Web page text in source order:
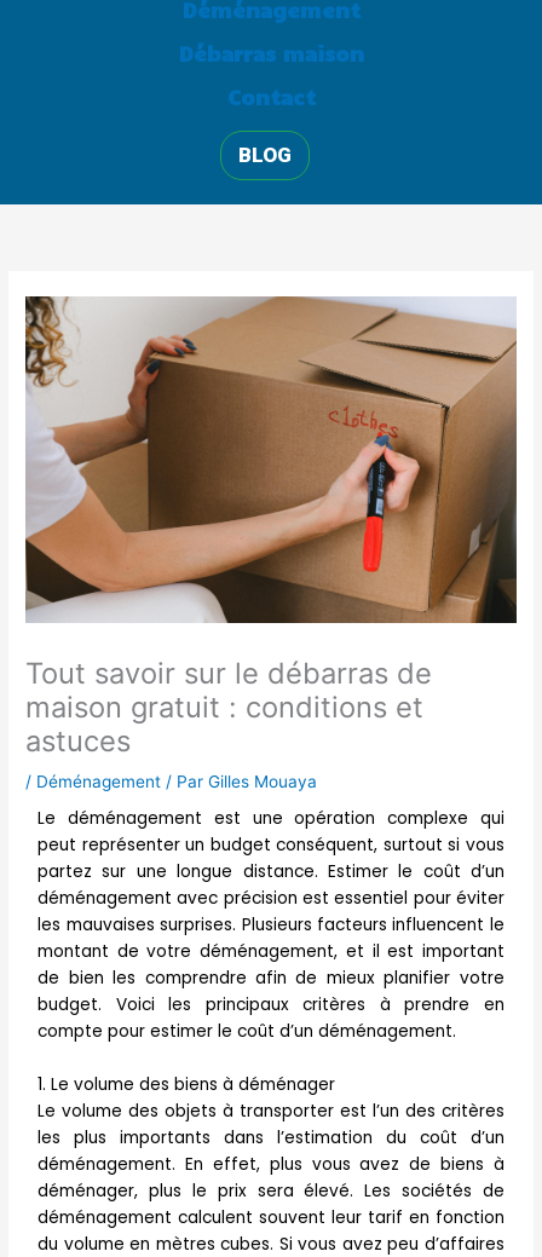
k
Déménagement
Débarras maison
Contact
BLOG
Tout savoir sur le débarras de
maison gratuit : conditions et
astuces
/ Déménagement / ParGilles Mouaya
Le déménagement est une opération complexe qui
peut représenter un budget conséquent, surtout si vous
partez sur une longue distance. Estimer le coût d’un
déménagement avec précision est essentiel pour éviter
les mauvaises surprises. Plusieurs facteurs influencent le
montant de votre déménagement, et il est important
de bien les comprendre afin de mieux planifier votre
budget. Voici les principaux critères à prendre en
compte pour estimer le coût d’un déménagement.
1. Le volume des biens à déménager
Le volume des objets à transporter est l’un des critères
les plus importants dans l’estimation du coût d’un
déménagement. En effet, plus vous avez de biens à
déménager, plus le prix sera élevé. Les sociétés de
déménagement calculent souvent leur tarif en fonction
du volume en mètres cubes. Si vous avez peu d’affaires